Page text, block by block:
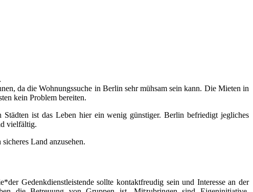
da die Wohnungssuche in Berlin sehr mühsam sein kann. Die Mieten in
kein Problem bereiten.
ist das Leben hier ein wenig günstiger. Berlin befriedigt jegliches
vielfältig.
Land anzusehen.
Gedenkdienstleistende sollte kontaktfreudig sein und Interesse an der